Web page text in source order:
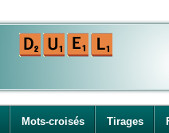
Mots-croisés Tirages